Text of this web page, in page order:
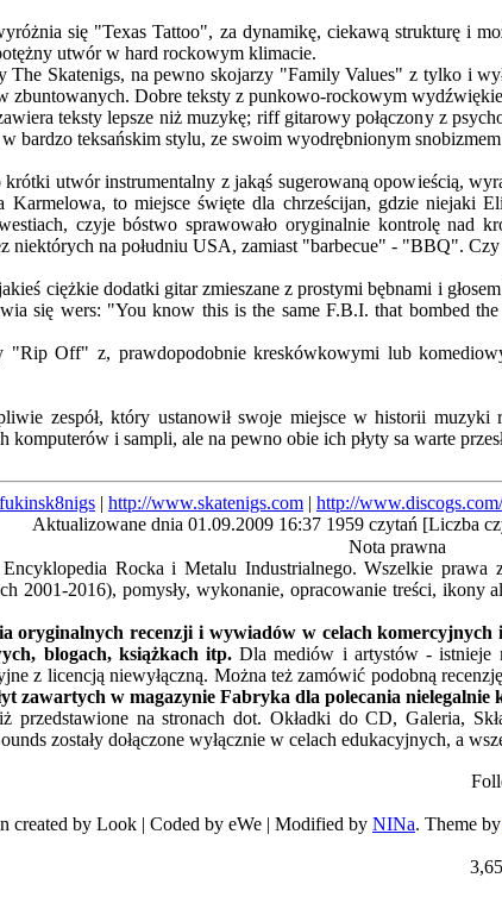
się "Texas Tattoo", za dynamikę, ciekawą strukturę i
utwór w hard rockowym klimacie.
The Skatenigs, na pewno skojarzy "Family Values" z tylko i
zbuntowanych. Dobre teksty z punkowo-rockowym
teksty lepsze niż muzykę; riff gitarowy połączony z
bardzo teksańskim stylu, ze swoim wyodrębnionym
utwór instrumentalny z jakąś sugerowaną opowieścią,
Karmelowa, to miejsce święte dla chrześcijan, gdzie niejaki
czyje bóstwo sprawowało oryginalnie kontrolę nad
niektórych na południu USA, zamiast "barbecue" - "BBQ". Czy
ciężkie dodatki gitar zmieszane z prostymi bębnami i
się wers: "You know this is the same F.B.I. that bombed the
"Rip Off" z, prawdopodobnie kreskówkowymi lub
zespół, który ustanowił swoje miejsce w historii
komputerów i sampli, ale na pewno obie ich płyty sa warte
| http://www.skatenigs.com | http://
Aktualizowane dnia 01.09.2009 16:37 1959 czytań [Liczba
Nota prawna
Rocka i Metalu Industrialnego. Wszelkie prawa
2001-2016), pomysły, wykonanie, opracowanie treści,
oryginalnych recenzji i wywiadów w celach
blogach, książkach itp. Dla mediów i artystów - istnieje
z licencją niewyłączną. Można też zamówić podobną
zawartych w magazynie Fabryka dla polecania
przedstawione na stronach dot. Okładki do CD, Galeria,
zostały dołączone wyłącznie w celach edukacyjnych, a
created by Look | Coded by eWe | Modified by NINa. Theme by